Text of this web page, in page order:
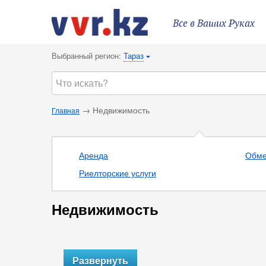
Все в Ваших Руках
Выбранный регион: Тараз {
Главная → Недвижимость
Аренда
Риелторские услуги
Недвижимость
Развернуть